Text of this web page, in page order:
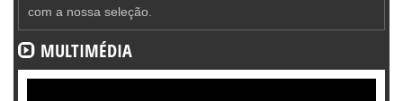
com a nossa seleção.
MULTIMÉDIA